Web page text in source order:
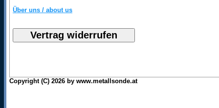
Über uns / about us
Copyright (C) 2026 by www.metallsonde.at